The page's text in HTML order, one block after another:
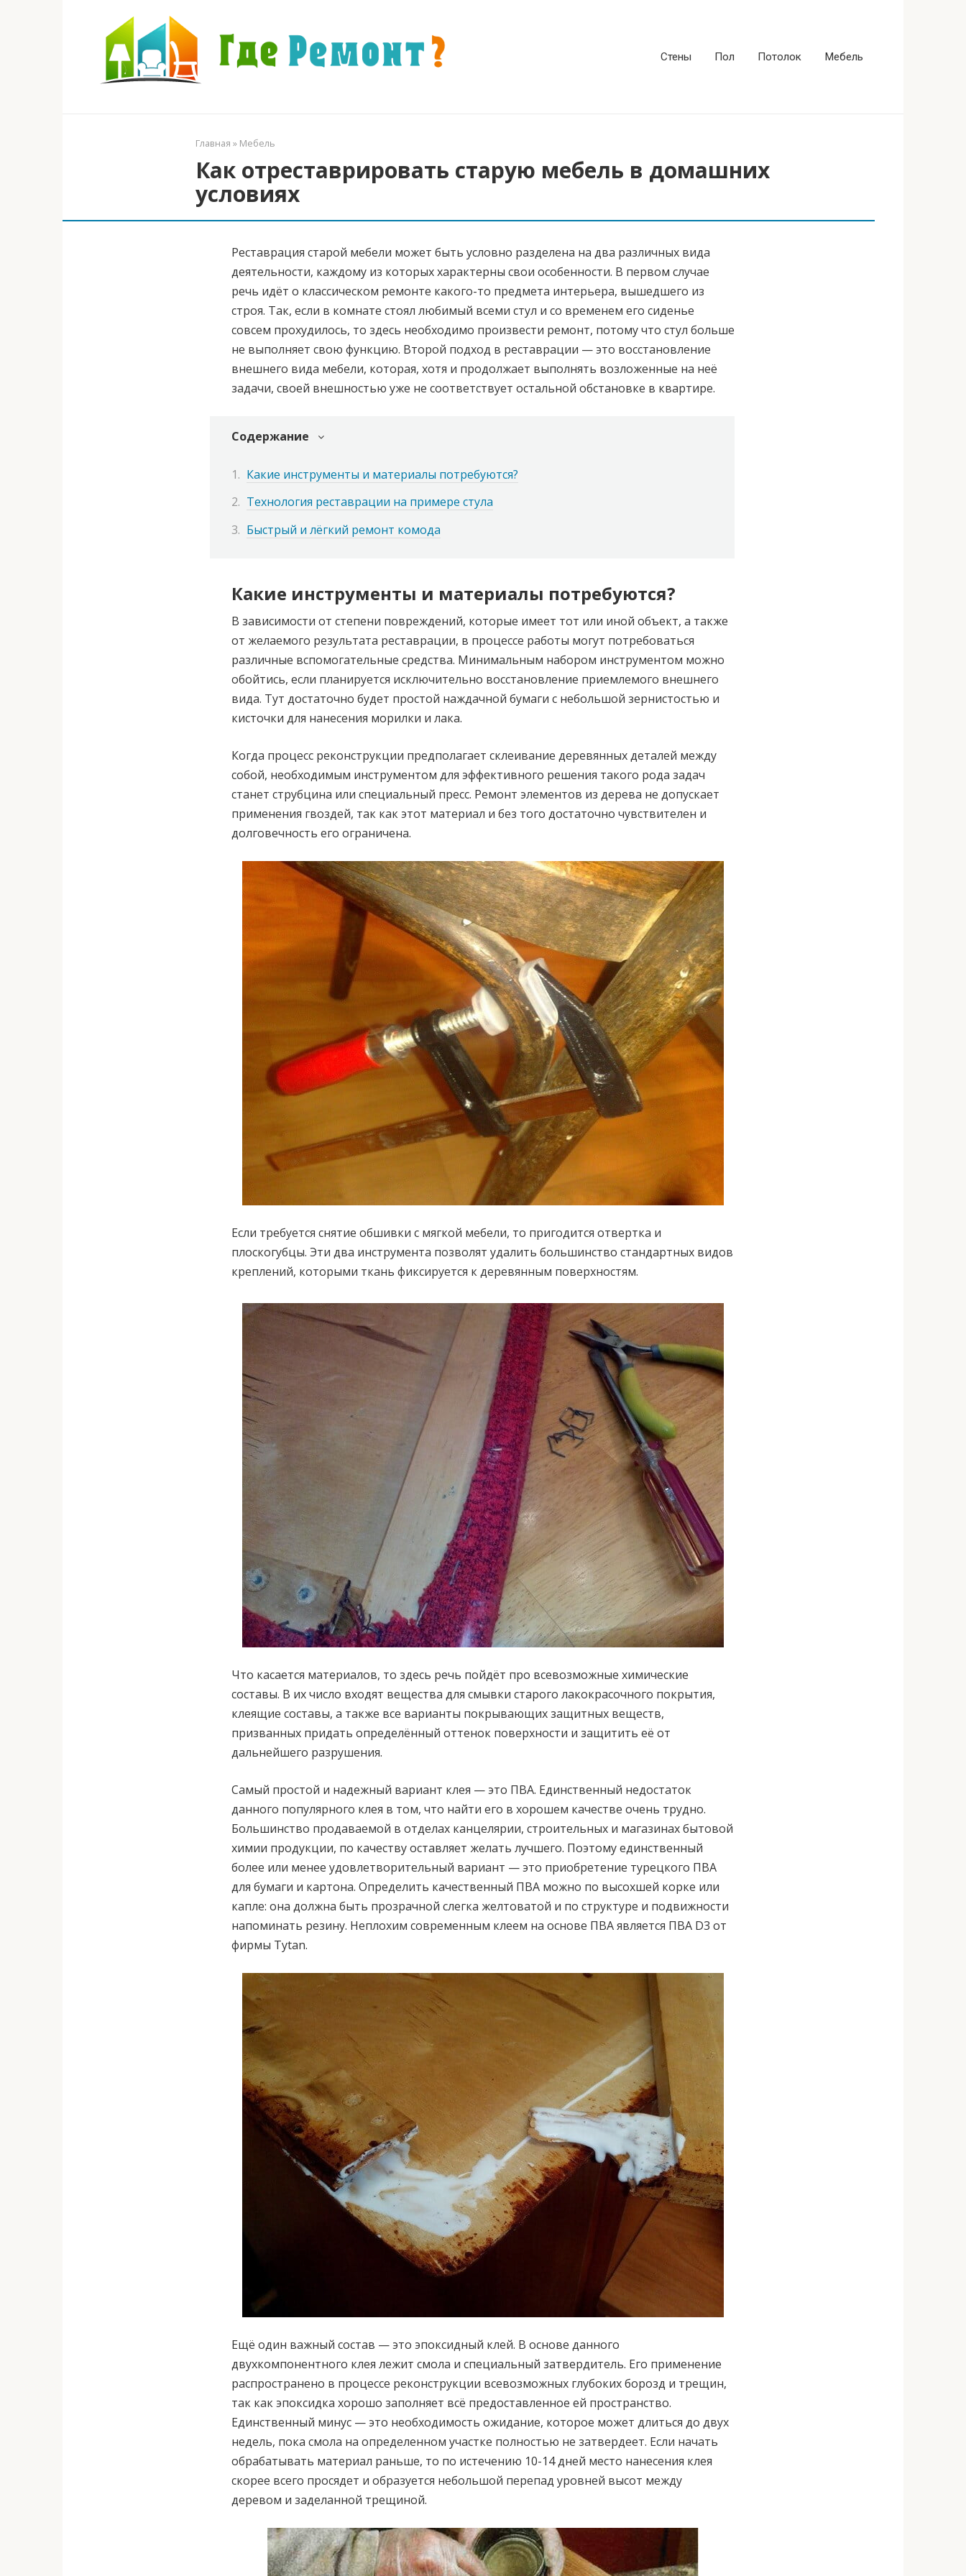
Стены Пол Потолок Мебель
Главная » Мебель
Как отреставрировать старую мебель в домашних
условиях
Реставрация старой мебели может быть условно разделена на два различных вида
деятельности, каждому из которых характерны свои особенности. В первом случае
речь идёт о классическом ремонте какого-то предмета интерьера, вышедшего из
строя. Так, если в комнате стоял любимый всеми стул и со временем его сиденье
совсем прохудилось, то здесь необходимо произвести ремонт, потому что стул больше
не выполняет свою функцию. Второй подход в реставрации — это восстановление
внешнего вида мебели, которая, хотя и продолжает выполнять возложенные на неё
задачи, своей внешностью уже не соответствует остальной обстановке в квартире.
Содержание
Какие инструменты и материалы потребуются?
Технология реставрации на примере стула
Быстрый и лёгкий ремонт комода
Какие инструменты и материалы потребуются?
В зависимости от степени повреждений, которые имеет тот или иной объект, а также
от желаемого результата реставрации, в процессе работы могут потребоваться
различные вспомогательные средства. Минимальным набором инструментом можно
обойтись, если планируется исключительно восстановление приемлемого внешнего
вида. Тут достаточно будет простой наждачной бумаги с небольшой зернистостью и
кисточки для нанесения морилки и лака.
Когда процесс реконструкции предполагает склеивание деревянных деталей между
собой, необходимым инструментом для эффективного решения такого рода задач
станет струбцина или специальный пресс. Ремонт элементов из дерева не допускает
применения гвоздей, так как этот материал и без того достаточно чувствителен и
долговечность его ограничена.
Если требуется снятие обшивки с мягкой мебели, то пригодится отвертка и
плоскогубцы. Эти два инструмента позволят удалить большинство стандартных видов
креплений, которыми ткань фиксируется к деревянным поверхностям.
Что касается материалов, то здесь речь пойдёт про всевозможные химические
составы. В их число входят вещества для смывки старого лакокрасочного покрытия,
клеящие составы, а также все варианты покрывающих защитных веществ,
призванных придать определённый оттенок поверхности и защитить её от
дальнейшего разрушения.
Самый простой и надежный вариант клея — это ПВА. Единственный недостаток
данного популярного клея в том, что найти его в хорошем качестве очень трудно.
Большинство продаваемой в отделах канцелярии, строительных и магазинах бытовой
химии продукции, по качеству оставляет желать лучшего. Поэтому единственный
более или менее удовлетворительный вариант — это приобретение турецкого ПВА
для бумаги и картона. Определить качественный ПВА можно по высохшей корке или
капле: она должна быть прозрачной слегка желтоватой и по структуре и подвижности
напоминать резину. Неплохим современным клеем на основе ПВА является ПВА D3 от
фирмы Tytan.
Ещё один важный состав — это эпоксидный клей. В основе данного
двухкомпонентного клея лежит смола и специальный затвердитель. Его применение
распространено в процессе реконструкции всевозможных глубоких борозд и трещин,
так как эпоксидка хорошо заполняет всё предоставленное ей пространство.
Единственный минус — это необходимость ожидание, которое может длиться до двух
недель, пока смола на определенном участке полностью не затвердеет. Если начать
обрабатывать материал раньше, то по истечению 10-14 дней место нанесения клея
скорее всего просядет и образуется небольшой перепад уровней высот между
деревом и заделанной трещиной.